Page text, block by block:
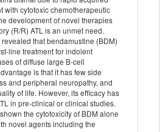
with cytotoxic chemotherapeutic
development of novel therapies
(R/R) ATL is an unmet need.
that bendamustine (BDM)
line treatment for indolent
of diffuse large B-cell
is that it has few side
and peripheral neuropathy, and
of life. However, its efficacy has
in pre-clinical or clinical studies.
the cytotoxicity of BDM alone
novel agents including the